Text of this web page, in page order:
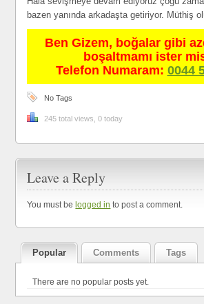
bazen yanında arkadaşta getiriyor. Müthiş
Ben Gizem, boğalar gibi
boşaltmamı ister
Telefon Numaram: 0044
No Tags
245 total views, 0 today
Leave a Reply
You must be logged in to post a comment.
Popular Comments Tags
There are no popular posts yet.